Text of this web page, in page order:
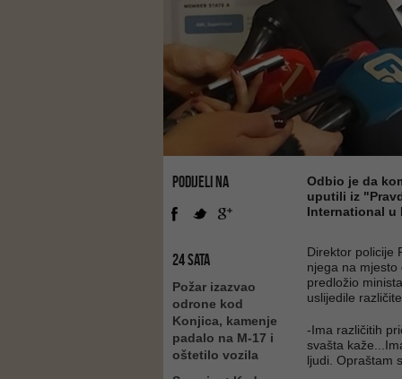
PODIJELI NA
24 SATA
Požar izazvao
odrone kod
Konjica, kamenje
padalo na M-17 i
oštetilo vozila
Odbio je da
uputili iz
International u
Direktor policije
njega na mjesto
predložio
uslijedile
-Ima različitih
svašta
ljudi. Opraštam